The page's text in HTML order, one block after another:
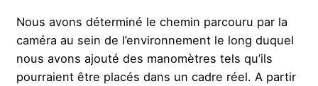
Nous avons déterminé le chemin parcouru par la
caméra au sein de l’environnement le long duquel
nous avons ajouté des manomètres tels qu’ils
pourraient être placés dans un cadre réel. A partir